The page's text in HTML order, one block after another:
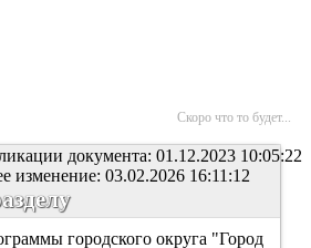
Скоро что то будет...
документа: 01.12.2023 10:05:22
изменение: 03.02.2026 16:11:12
городского округа "Город